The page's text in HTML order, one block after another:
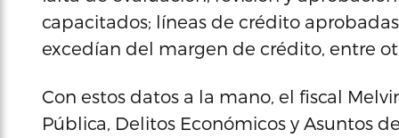
capacitados; líneas de crédito
excedían del margen de crédito, entre
Con estos datos a la mano, el fiscal
Pública, Delitos Económicos y Asuntos